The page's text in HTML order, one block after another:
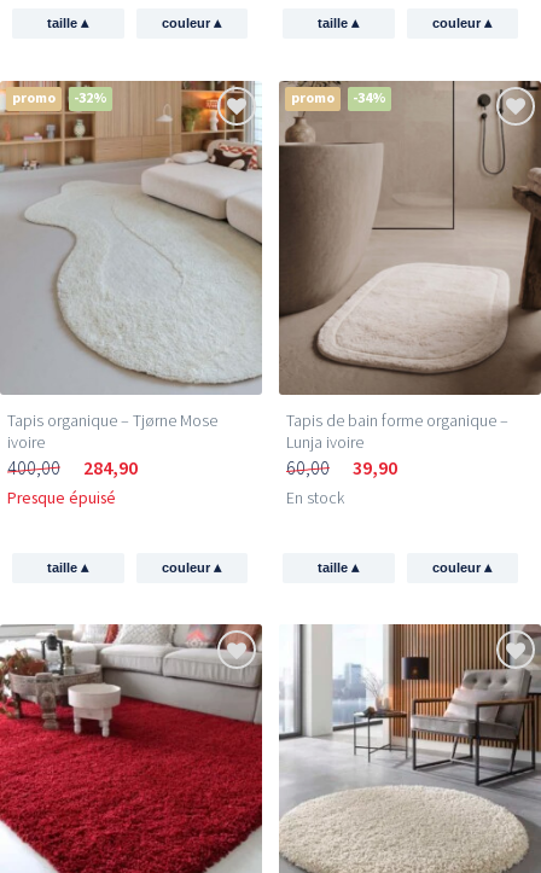
taille▴ couleur▴ taille▴ couleur▴
promo -32%
Tapis organique – Tjørne Mose
ivoire
400,00 284,90
Presque épuisé
taille▴ couleur▴
promo -34%
Tapis de bain forme organique –
Lunja ivoire
60,00 39,90
En stock
taille▴ couleur▴